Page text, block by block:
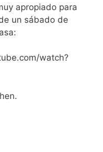
apropiado para
un sábado de
watch?